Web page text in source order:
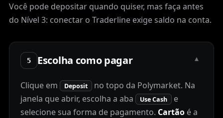
Você pode depositar quando quiser, mas faça antes
do Nível 3: conectar o Traderline exige saldo na conta.
5 Escolha como pagar ▾
Clique em Deposit
no topo da Polymarket. Na
janela que abrir, escolha a aba
Use Cash
e
selecione sua forma de pagamento. Cartão é a